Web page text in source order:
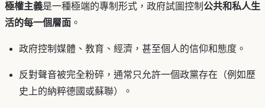
極權主義是一種極端的專制形式，政府試圖控制 公共和私人生
活的每一個層面 。
政府控制媒體、教育、經濟，甚至個人的信仰和態度。
反對聲音被完全粉碎，通常只允許一個政黨存在（例如歷
史上的納粹德國或蘇聯）。